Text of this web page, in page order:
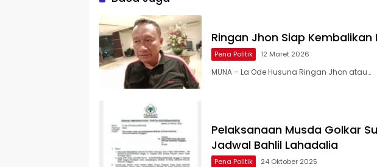
Ringan Jhon Siap Kembalikan
Pena Politik 12 Maret 2026
MUNA – La Ode Husuna Ringan Jhon atau…
Pelaksanaan Musda Golkar
Jadwal Bahlil Lahadalia
Pena Politik 24 Oktober 2025